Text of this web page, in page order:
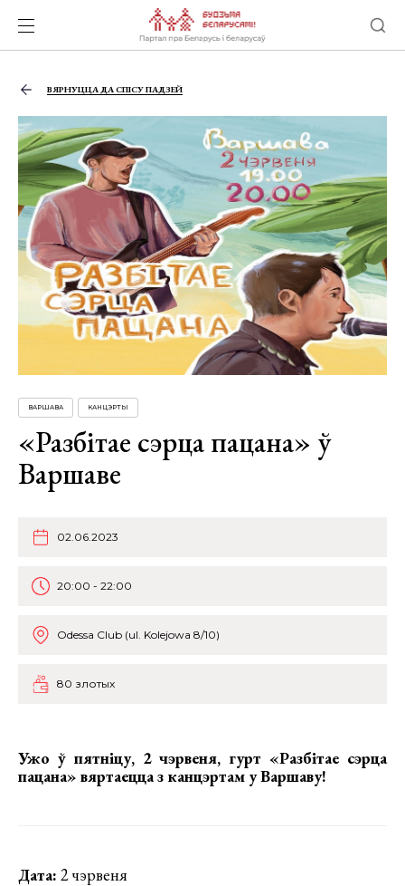
ВЯРНУЦЦА ДА СПІСУ ПАДЗЕЙ
ВАРШАВА КАНЦЭРТЫ
«Разбітае сэрца пацана» ў
Варшаве
02.06.2023
20:00 - 22:00
Odessa Club (ul. Kolejowa 8/10)
80 злотых
Ужо ў пятніцу, 2 чэрвеня, гурт «Разбітае сэрца
пацана» вяртаецца з канцэртам у Варшаву!
Дата: 2 чэрвеня